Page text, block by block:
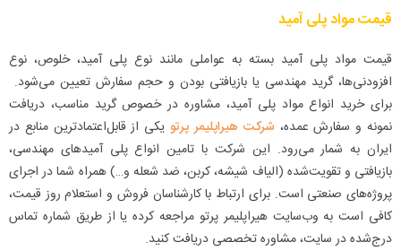
قیمت مواد پلی آمید
قیمت مواد پلی آمید بسته به عواملی مانند نوع پلی آمید، خلوص، نوع
افزودنی‌ها، گرید مهندسی یا بازیافتی بودن و حجم سفارش تعیین می‌شود.
برای خرید انواع مواد پلی آمید، مشاوره در خصوص گرید مناسب، دریافت
نمونه و سفارش عمده، شرکت هیراپلیمر پرتو یکی از قابل‌اعتمادترین منابع در
ایران به شمار می‌رود. این شرکت با تامین انواع پلی آمیدهای مهندسی،
بازیافتی و تقویت‌شده (الیاف شیشه، کربن، ضد شعله و…) همراه شما در اجرای
پروژه‌های صنعتی است. برای ارتباط با کارشناسان فروش و استعلام روز قیمت،
کافی است به وب‌سایت هیراپلیمر پرتو مراجعه کرده یا از طریق شماره تماس
درج‌شده در سایت، مشاوره تخصصی دریافت کنید.